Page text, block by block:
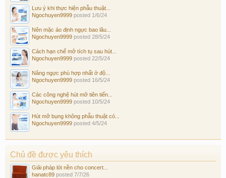
Lưu ý khi thực hiện phẫu thuật...
Ngochuyen9999 posted 1/6/24
Nên mặc áo định ngực bao lâu...
Ngochuyen9999 posted 28/5/24
Cách hạn chế mỡ tích tụ sau hút...
Ngochuyen9999 posted 22/5/24
Nâng ngực phù hợp nhất ở độ...
Ngochuyen9999 posted 16/5/24
Các công nghệ hút mỡ tiên tiến...
Ngochuyen9999 posted 10/5/24
Hút mỡ bụng không phẫu thuật có...
Ngochuyen9999 posted 4/5/24
Chủ đề được yêu thích
Giải pháp lót nền cho concert...
hanatc89 posted 7/7/26